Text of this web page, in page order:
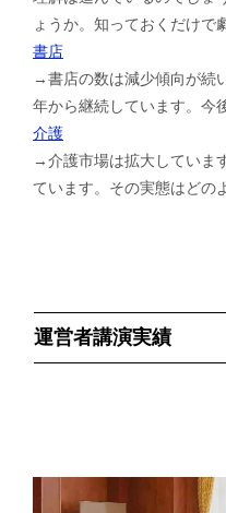
ょうか。知っておくだけで
書店
→書店の数は減少傾向が続
年から継続しています。今
介護
→介護市場は拡大していま
ています。その実態はどの
運営者講演実績